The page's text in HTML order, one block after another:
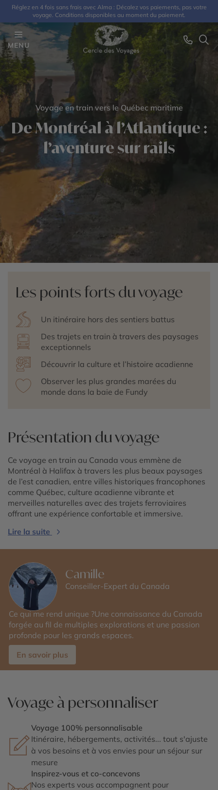
Réglez en 4 fois sans frais avec Alma : Décalez vos paiements, pas votre
voyage. Conditions disponibles au moment du paiement.
MENU
Voyage en train vers le Québec maritime
De Montréal à l’Atlantique :
l’aventure sur rails
Les points forts du voyage
Un itinéraire hors des sentiers battus
Des trajets en train à travers des paysages
exceptionnels
Découvrir la culture et l’histoire acadienne
Observer les plus grandes marées du
monde dans la baie de Fundy
Présentation du voyage
Ce voyage en train au Canada vous emmène de
Montréal à Halifax à travers les plus beaux paysages
de l’est canadien, entre villes historiques francophones
comme Québec, culture acadienne vibrante et
merveilles naturelles avec des trajets ferroviaires
offrant une expérience confortable et immersive.
Lire la suite
Camille
Conseiller-Expert du Canada
Ce qui me rend unique ?Une connaissance du Canada
forgée au fil de multiples explorations et une passion
profonde pour les grands espaces.
En savoir plus
Voyage à personnaliser
Voyage 100% personnalisable
Itinéraire, hébergements, activités... tout s'ajuste
à vos besoins et à vos envies pour un séjour sur
mesure
Inspirez-vous et co-concevons
Nos experts vous accompagnent pour